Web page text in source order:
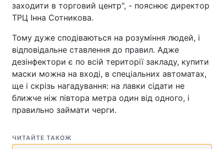
заходити в торговий центр", - пояснює директор
ТРЦ Інна Сотникова.
Тому дуже сподіваються на розуміння людей, і
відповідальне ставлення до правил. Адже
дезінфектори є по всій території закладу, купити
маски можна на вході, в спеціальних автоматах,
ще і скрізь нагадування: на лавки сідати не
ближче ніж півтора метра один від одного, і
правильно займати черги.
ЧИТАЙТЕ ТАКОЖ